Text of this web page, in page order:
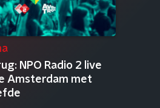
NPO Radio 2 live
Amsterdam met